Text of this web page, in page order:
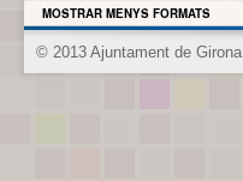
MOSTRAR MENYS FORMATS
© 2013 Ajuntament de Girona